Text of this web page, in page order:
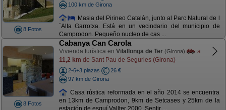
8 Fotos
100 km de Girona
Masia del Pirineo Catalán, junto al Parc Natural de l
´Alta Garrotxa. Está en un vecindario del municipio de
Camprodon. Pequeño nucleo de cas ...
8 Fotos
Cabanya Can Carola
Vivienda turística en Vilallonga de Ter (Girona)
a
11,2 km de Sant Pau de Seguries (Girona)
2-6+3 plazas
26 €
97 km de Girona
Casa rústica reformada en el año 2014 se encuentra
en 13km de Camprodon, 9km de Setcases y 25km de la